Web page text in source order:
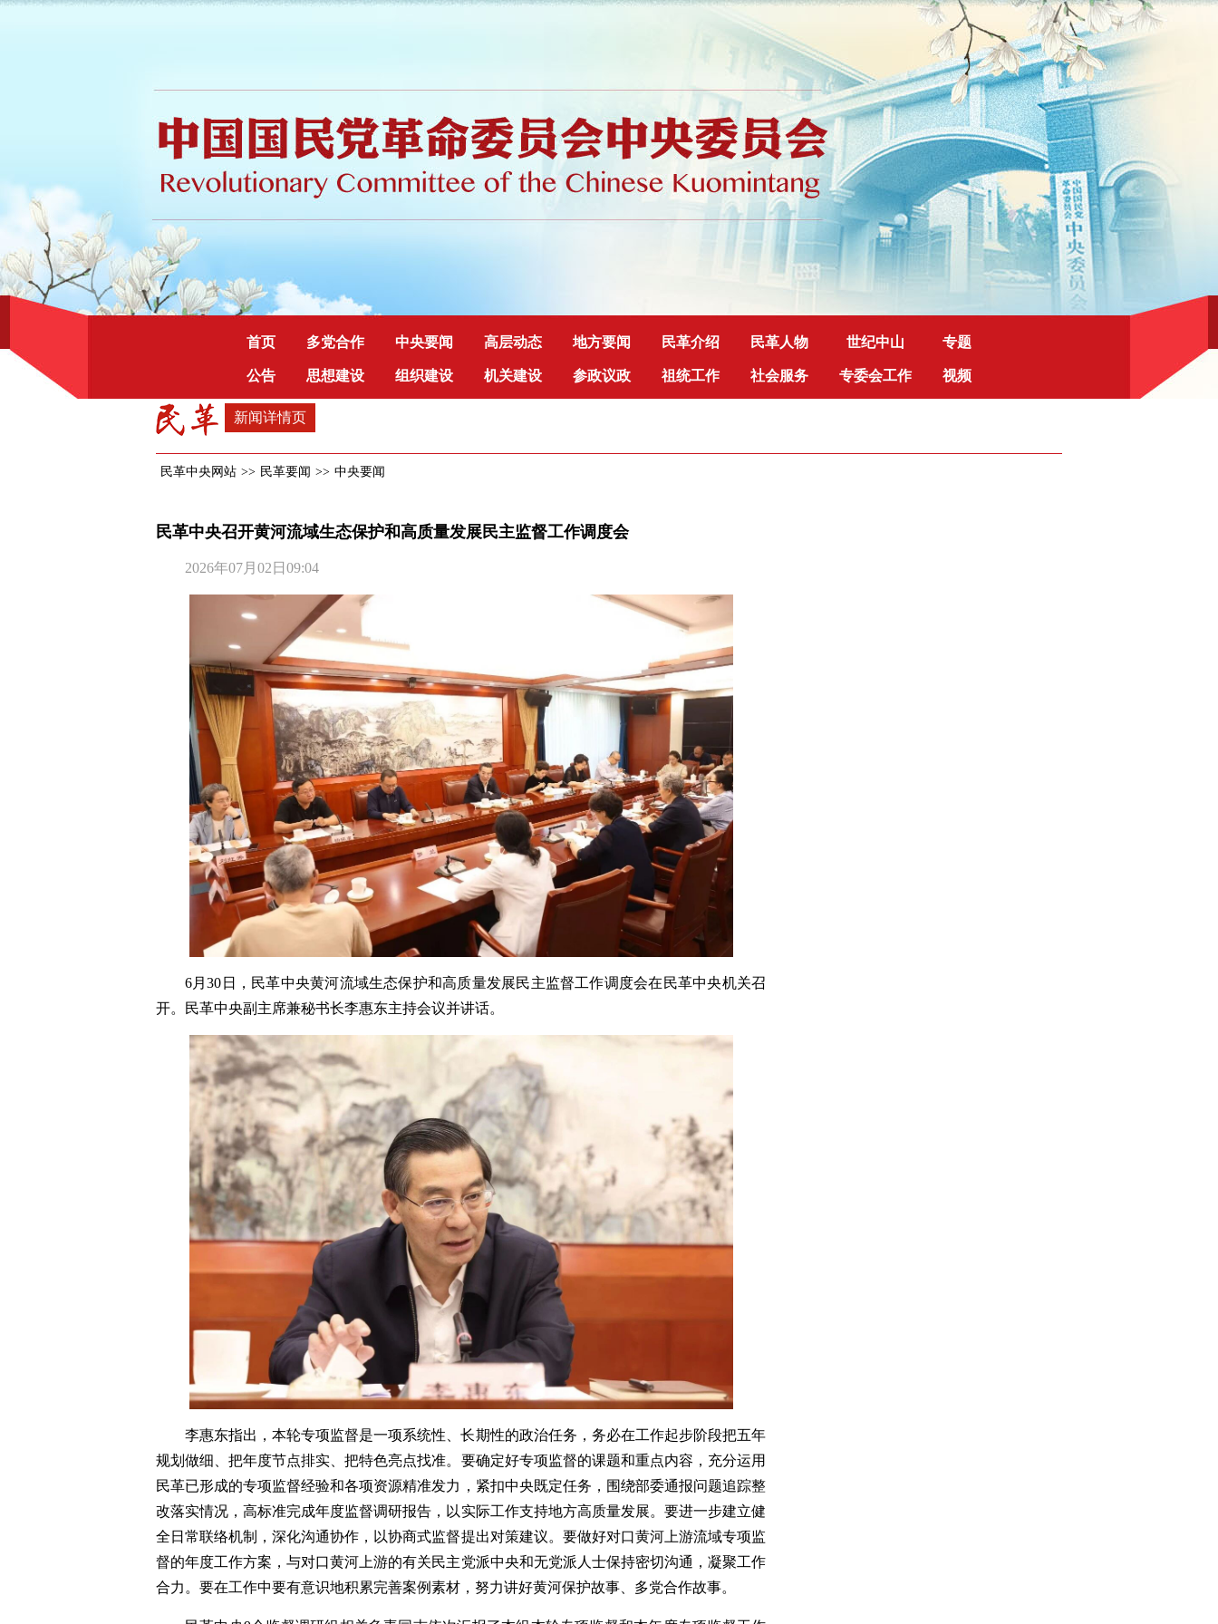
首页 多党合作 中央要闻 高层动态 地方要闻 民革介绍 民革人物 世纪中山 专题
公告 思想建设 组织建设 机关建设 参政议政 祖统工作 社会服务 专委会工作 视频
新闻详情页
民革中央网站 >> 民革要闻 >> 中央要闻
民革中央召开黄河流域生态保护和高质量发展民主监督工作调度会
2026年07月02日09:04
6月30日，民革中央黄河流域生态保护和高质量发展民主监督工作调度会在民革中央机关召
开。民革中央副主席兼秘书长李惠东主持会议并讲话。
李惠东指出，本轮专项监督是一项系统性、长期性的政治任务，务必在工作起步阶段把五年
规划做细、把年度节点排实、把特色亮点找准。要确定好专项监督的课题和重点内容，充分运用
民革已形成的专项监督经验和各项资源精准发力，紧扣中央既定任务，围绕部委通报问题追踪整
改落实情况，高标准完成年度监督调研报告，以实际工作支持地方高质量发展。要进一步建立健
全日常联络机制，深化沟通协作，以协商式监督提出对策建议。要做好对口黄河上游流域专项监
督的年度工作方案，与对口黄河上游的有关民主党派中央和无党派人士保持密切沟通，凝聚工作
合力。要在工作中要有意识地积累完善案例素材，努力讲好黄河保护故事、多党合作故事。